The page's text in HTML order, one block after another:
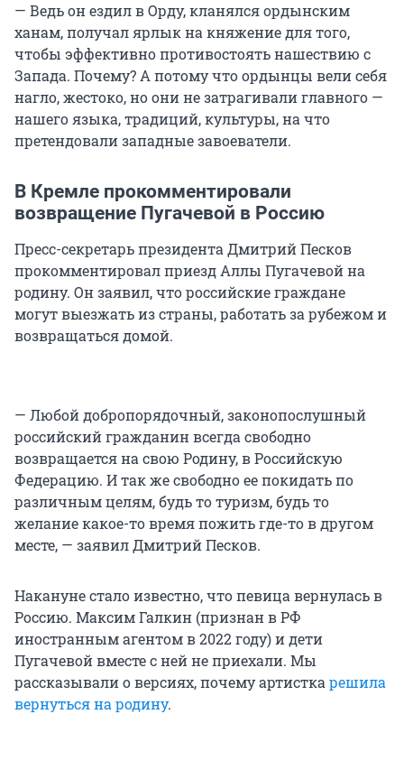
— Ведь он ездил в Орду, кланялся ордынским
ханам, получал ярлык на княжение для того,
чтобы эффективно противостоять нашествию с
Запада. Почему? А потому что ордынцы вели себя
нагло, жестоко, но они не затрагивали главного —
нашего языка, традиций, культуры, на что
претендовали западные завоеватели.
В Кремле прокомментировали
возвращение Пугачевой в Россию
Пресс-секретарь президента Дмитрий Песков
прокомментировал приезд Аллы Пугачевой на
родину. Он заявил, что российские граждане
могут выезжать из страны, работать за рубежом и
возвращаться домой.
— Любой добропорядочный, законопослушный
российский гражданин всегда свободно
возвращается на свою Родину, в Российскую
Федерацию. И так же свободно ее покидать по
различным целям, будь то туризм, будь то
желание какое-то время пожить где-то в другом
месте, — заявил Дмитрий Песков.
Накануне стало известно, что певица вернулась в
Россию. Максим Галкин (признан в РФ
иностранным агентом в 2022 году) и дети
Пугачевой вместе с ней не приехали. Мы
рассказывали о версиях, почему артисткарешила
вернуться на родину.